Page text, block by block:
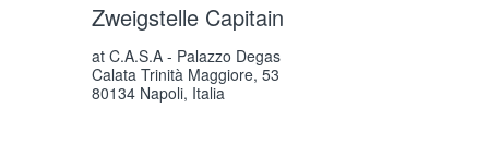
Zweigstelle Capitain
at C.A.S.A - Palazzo Degas
Calata Trinità Maggiore, 53
80134 Napoli, Italia